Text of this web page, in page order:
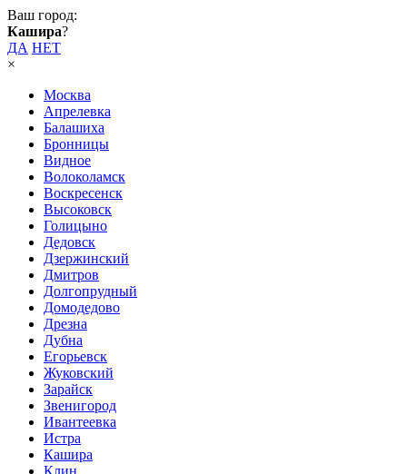
Ваш город:
Кашира?
ДА НЕТ
×
Москва
Апрелевка
Балашиха
Бронницы
Видное
Волоколамск
Воскресенск
Высоковск
Голицыно
Дедовск
Дзержинский
Дмитров
Долгопрудный
Домодедово
Дрезна
Дубна
Егорьевск
Жуковский
Зарайск
Звенигород
Ивантеевка
Истра
Кашира
Клин